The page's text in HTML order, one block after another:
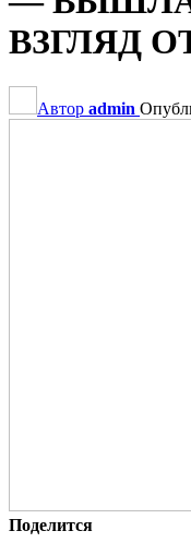
ВЗГЛЯД
Автор admin
Поделится